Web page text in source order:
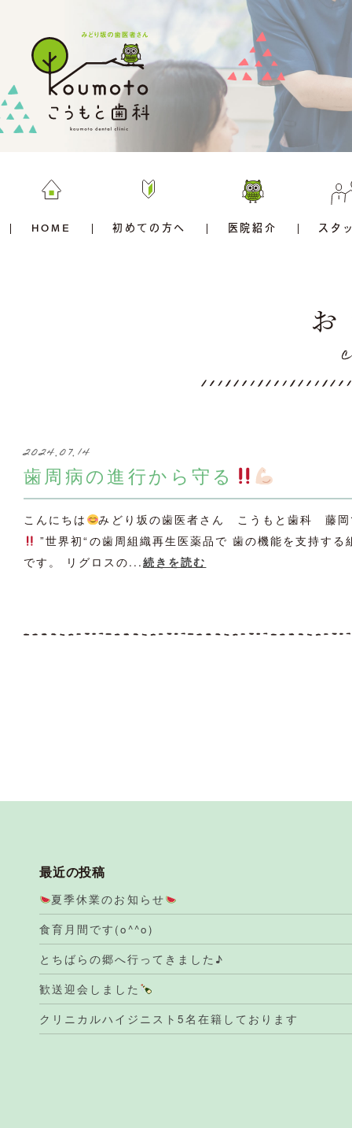
HOME 初めての方へ 医院紹介 スタ
2024.07.14
歯周病の進行から守る
こんにちは
みどり坂の歯医者さん こうもと歯科 藤岡
”世界初“の歯周組織再生医薬品で 歯の機能を支持す
です。 リグロスの...続きを読む
最近の投稿
夏季休業のお知らせ
食育月間です(o^^o)
とちばらの郷へ行ってきました♪
歓送迎会しました
クリニカルハイジニスト5名在籍しております